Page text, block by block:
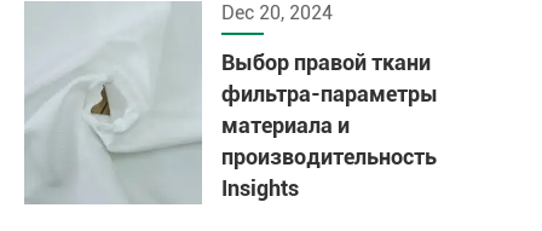
Dec 20, 2024
Выбор правой ткани
фильтра-параметры
материала и
производительность
Insights